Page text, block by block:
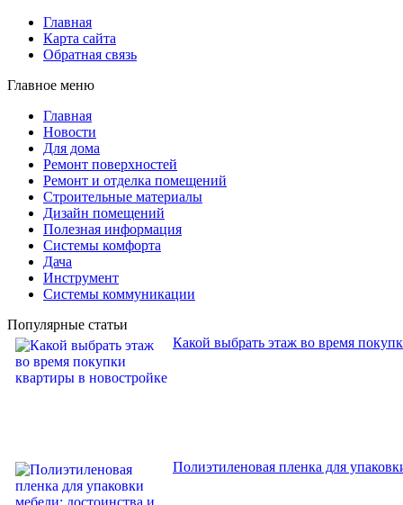
Главная
Карта сайта
Обратная связь
Главное меню
Главная
Новости
Для дома
Ремонт поверхностей
Ремонт и отделка помещений
Строительные материалы
Дизайн помещений
Полезная информация
Системы комфорта
Дача
Инструмент
Системы коммуникации
Популярные статьи
Какой выбрать этаж во время
Полиэтиленовая пленка для